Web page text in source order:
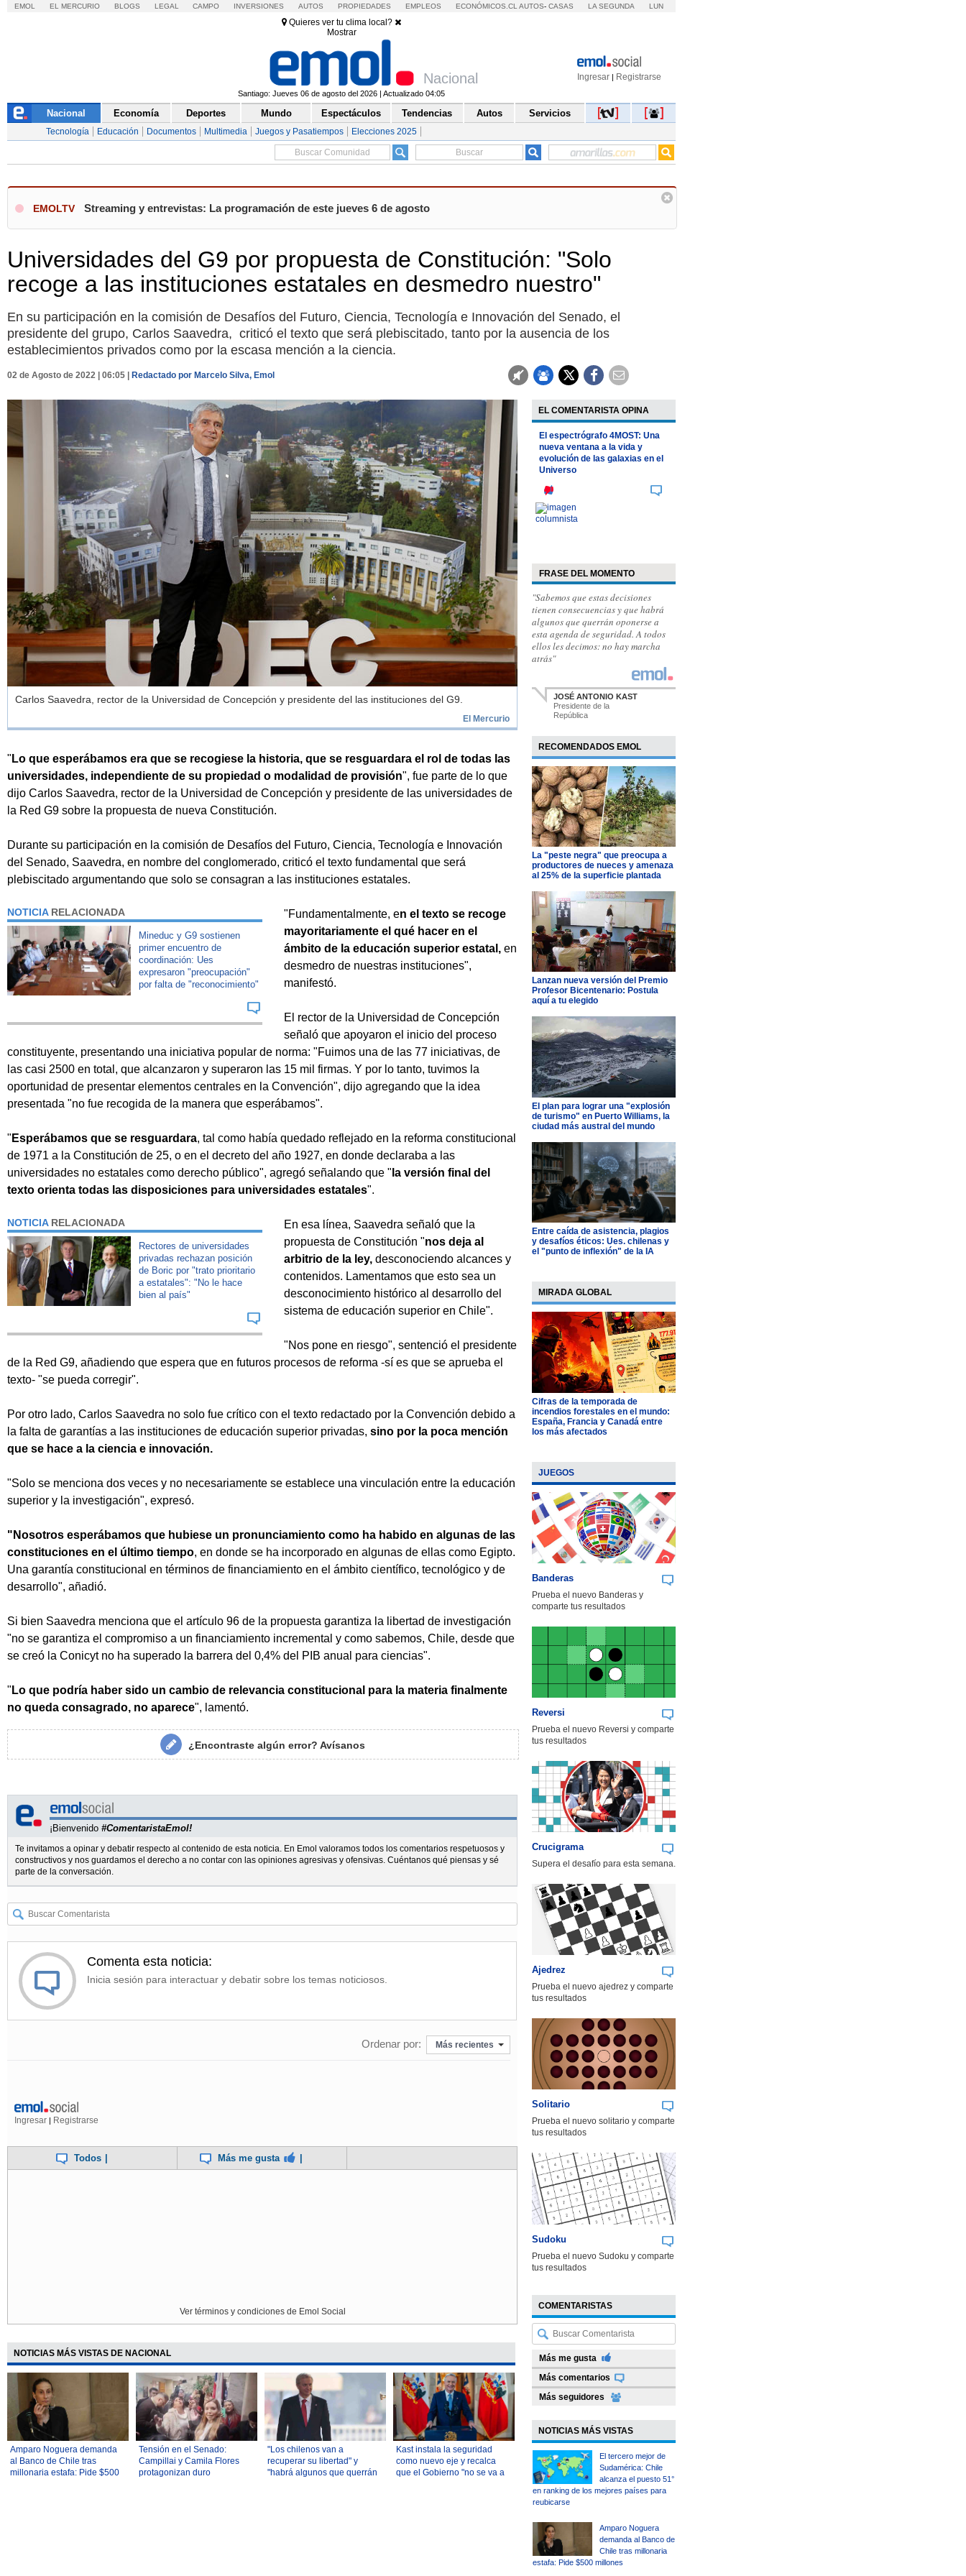
EMOL EL MERCURIO BLOGS LEGAL CAMPO INVERSIONES AUTOS PROPIEDADES EMPLEOS ECONÓMICOS.CL AUTOS- CASAS LA SEGUNDA LUN
Quieres ver tu clima local?
Mostrar
Ingresar | Registrarse
Nacional
Santiago: Jueves 06 de agosto del 2026 | Actualizado 04:05
Nacional Economía Deportes Mundo Espectáculos Tendencias Autos Servicios
Tecnología Educación Documentos Multimedia Juegos y Pasatiempos Elecciones 2025
EMOLTV Streaming y entrevistas: La programación de este jueves 6 de agosto
Universidades del G9 por propuesta de Constitución: "Solo
recoge a las instituciones estatales en desmedro nuestro"
En su participación en la comisión de Desafíos del Futuro, Ciencia, Tecnología e Innovación del Senado, el
presidente del grupo, Carlos Saavedra, criticó el texto que será plebiscitado, tanto por la ausencia de los
establecimientos privados como por la escasa mención a la ciencia.
02 de Agosto de 2022 | 06:05 | Redactado por Marcelo Silva, Emol
Carlos Saavedra, rector de la Universidad de Concepción y presidente del las instituciones del G9.
El Mercurio
" Lo que esperábamos era que se recogiese la historia, que se resguardara el rol de todas las
universidades, independiente de su propiedad o modalidad de provisión", fue parte de lo que
dijo Carlos Saavedra, rector de la Universidad de Concepción y presidente de las universidades de
la Red G9 sobre la propuesta de nueva Constitución.
Durante su participación en la comisión de Desafíos del Futuro, Ciencia, Tecnología e Innovación
del Senado, Saavedra, en nombre del conglomerado, criticó el texto fundamental que será
plebiscitado argumentando que solo se consagran a las instituciones estatales.
NOTICIARELACIONADA
Mineduc y G9 sostienen
primer encuentro de
coordinación: Ues
expresaron "preocupación"
por falta de "reconocimiento"
"Fundamentalmente, en el texto se recoge
mayoritariamente el qué hacer en el
ámbito de la educación superior estatal,en
desmedro de nuestras instituciones",
manifestó.
El rector de la Universidad de Concepción
señaló que apoyaron el inicio del proceso
constituyente, presentando una iniciativa popular de norma: "Fuimos una de las 77 iniciativas, de
las casi 2500 en total, que alcanzaron y superaron las 15 mil firmas. Y por lo tanto, tuvimos la
oportunidad de presentar elementos centrales en la Convención", dijo agregando que la idea
presentada "no fue recogida de la manera que esperábamos".
" Esperábamos que se resguardara, tal como había quedado reflejado en la reforma constitucional
de 1971 a la Constitución de 25, o en el decreto del año 1927, en donde declaraba a las
universidades no estatales como derecho público", agregó señalando que " la versión final del
texto orienta todas las disposiciones para universidades estatales".
NOTICIARELACIONADA
Rectores de universidades
privadas rechazan posición
de Boric por "trato prioritario
a estatales": "No le hace
bien al país"
En esa línea, Saavedra señaló que la
propuesta de Constitución "nos deja al
arbitrio de la ley,desconociendo alcances y
contenidos. Lamentamos que esto sea un
desconocimiento histórico al desarrollo del
sistema de educación superior en Chile".
"Nos pone en riesgo", sentenció el presidente
de la Red G9, añadiendo que espera que en futuros procesos de reforma -sí es que se aprueba el
texto- "se pueda corregir".
Por otro lado, Carlos Saavedra no solo fue crítico con el texto redactado por la Convención debido a
la falta de garantías a las instituciones de educación superior privadas, sino por la poca mención
que se hace a la ciencia e innovación.
"Solo se menciona dos veces y no necesariamente se establece una vinculación entre la educación
superior y la investigación", expresó.
"Nosotros esperábamos que hubiese un pronunciamiento como ha habido en algunas de las
constituciones en el último tiempo, en donde se ha incorporado en algunas de ellas como Egipto.
Una garantía constitucional en términos de financiamiento en el ámbito científico, tecnológico y de
desarrollo", añadió.
Si bien Saavedra menciona que el artículo 96 de la propuesta garantiza la libertad de investigación
"no se garantiza el compromiso a un financiamiento incremental y como sabemos, Chile, desde que
se creó la Conicyt no ha superado la barrera del 0,4% del PIB anual para ciencias".
" Lo que podría haber sido un cambio de relevancia constitucional para la materia finalmente
no queda consagrado, no aparece", lamentó.
¿Encontraste algún error?Avísanos
¡Bienvenido #ComentaristaEmol!
Te invitamos a opinar y debatir respecto al contenido de esta noticia. En Emol valoramos todos los comentarios respetuosos y
constructivos y nos guardamos el derecho a no contar con las opiniones agresivas y ofensivas. Cuéntanos qué piensas y sé
parte de la conversación.
Comenta esta noticia:
Inicia sesión para interactuar y debatir sobre los temas noticiosos.
Ordenar por: Más recientes
Ingresar | Registrarse
Todos Más me gusta
Ver términos y condiciones de Emol Social
NOTICIAS MÁS VISTAS DE NACIONAL
Amparo Noguera demanda
al Banco de Chile tras
millonaria estafa: Pide $500
Tensión en el Senado:
Campillai y Camila Flores
protagonizan duro
"Los chilenos van a
recuperar su libertad" y
"habrá algunos que querrán
Kast instala la seguridad
como nuevo eje y recalca
que el Gobierno "no se va a
EL COMENTARISTA OPINA
El espectrógrafo 4MOST: Una
nueva ventana a la vida y
evolución de las galaxias en el
Universo
FRASE DEL MOMENTO
"Sabemos que estas decisiones
tienen consecuencias y que habrá
algunos que querrán oponerse a
esta agenda de seguridad. A todos
ellos les decimos: no hay marcha
atrás"
JOSÉ ANTONIO KAST
Presidente de la
República
RECOMENDADOS EMOL
La "peste negra" que preocupa a
productores de nueces y amenaza
al 25% de la superficie plantada
Lanzan nueva versión del Premio
Profesor Bicentenario: Postula
aquí a tu elegido
El plan para lograr una "explosión
de turismo" en Puerto Williams, la
ciudad más austral del mundo
Entre caída de asistencia, plagios
y desafíos éticos: Ues. chilenas y
el "punto de inflexión" de la IA
MIRADA GLOBAL
Cifras de la temporada de
incendios forestales en el mundo:
España, Francia y Canadá entre
los más afectados
JUEGOS
Banderas
Prueba el nuevo Banderas y
comparte tus resultados
Reversi
Prueba el nuevo Reversi y comparte
tus resultados
Crucigrama
Supera el desafío para esta semana.
Ajedrez
Prueba el nuevo ajedrez y comparte
tus resultados
Solitario
Prueba el nuevo solitario y comparte
tus resultados
Sudoku
Prueba el nuevo Sudoku y comparte
tus resultados
COMENTARISTAS
Más me gusta
Más comentarios
Más seguidores
NOTICIAS MÁS VISTAS
El tercero mejor de
Sudamérica: Chile
alcanza el puesto 51°
en ranking de los mejores países para
reubicarse
Amparo Noguera
demanda al Banco de
Chile tras millonaria
estafa: Pide $500 millones